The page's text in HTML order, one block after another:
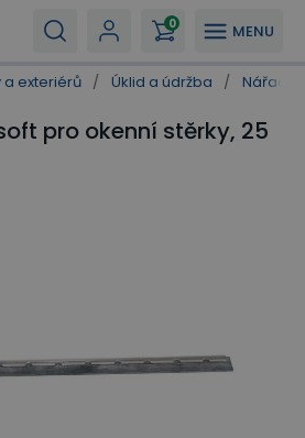
MENU
0
exteriérů / Úklid a údržba / Nářadí
pro okenní stěrky, 25